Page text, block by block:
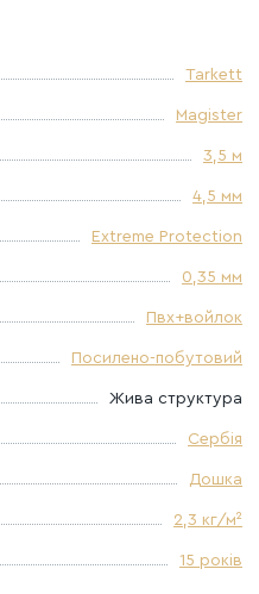
Tarkett
Magister
3,5 м
4,5 мм
Extreme Protection
0,35 мм
Пвх+войлок
Посилено-побутовий
Жива структура
Сербія
Дошка
2,3 кг/м²
15 років